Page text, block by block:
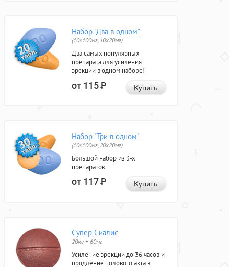
Набор "Два в одном"
(10x100мг, 10x20мг)
Два самых популярных
препарата для усиления
эрекции в одном наборе!
от 115Р Купить
Набор "Три в одном"
(10x100мг, 20x20мг)
Большой набор из 3-х
препаратов.
от 117Р Купить
Супер Сиалис
20мг + 60мг
Усиление эрекции до 36 часов и
продление полового акта в